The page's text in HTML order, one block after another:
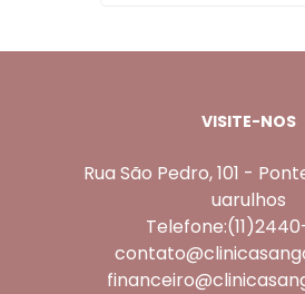
VISITE-NOS
Rua São Pedro, 101 -
uarulhos